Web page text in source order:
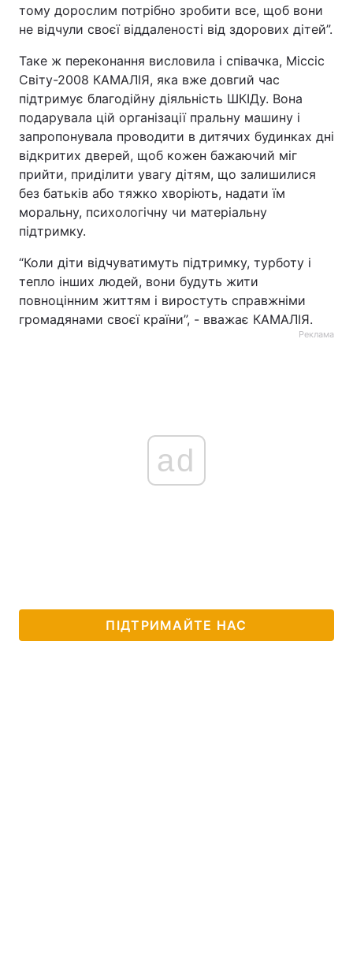
тому дорослим потрібно зробити все, щоб вони
не відчули своєї віддаленості від здорових дітей”.
Таке ж переконання висловила і співачка, Міссіс
Світу-2008 КАМАЛІЯ, яка вже довгий час
підтримує благодійну діяльність ШКІДу. Вона
подарувала цій організації пральну машину і
запропонувала проводити в дитячих будинках дні
відкритих дверей, щоб кожен бажаючий міг
прийти, приділити увагу дітям, що залишилися
без батьків або тяжко хворіють, надати їм
моральну, психологічну чи матеріальну
підтримку.
“Коли діти відчуватимуть підтримку, турботу і
тепло інших людей, вони будуть жити
повноцінним життям і виростуть справжніми
громадянами своєї країни”, - вважає КАМАЛІЯ.
Реклама
ad
ПІДТРИМАЙТЕ НАС